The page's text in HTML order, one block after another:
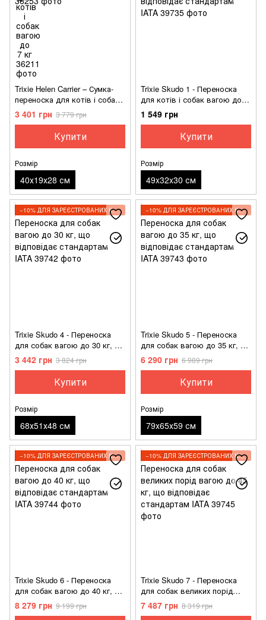
Trixie Helen Carrier – Сумка-
переноска для котів і собак
вагою до 10 кг
3 401 грн 3 779 грн
Купити
Розмір
40х19х28 см
Trixie Skudo 1 - Переноска
для котів і собак вагою до
12 кг, що відповідає
стандартам IATA
1 549 грн
Купити
Розмір
49x32x30 см
−10% ДЛЯ ЗАРЕЄСТРОВАНИХ КЛІЄНТІВ
Trixie Skudo 4 - Переноска
для собак вагою до 30 кг, що
відповідає стандартам IATA
3 442 грн 3 824 грн
Купити
Розмір
68х51х48 см
−10% ДЛЯ ЗАРЕЄСТРОВАНИХ КЛІЄНТІВ
Trixie Skudo 5 - Переноска
для собак вагою до 35 кг, що
відповідає стандартам IATA
6 290 грн 6 989 грн
Купити
Розмір
79х65х59 см
−10% ДЛЯ ЗАРЕЄСТРОВАНИХ КЛІЄНТІВ
Trixie Skudo 6 - Переноска
для собак вагою до 40 кг, що
відповідає стандартам IATA
8 279 грн 9 199 грн
−10% ДЛЯ ЗАРЕЄСТРОВАНИХ КЛІЄНТІВ
Trixie Skudo 7 - Переноска
для собак великих порід
вагою до 45 кг, що
відповідає стандартам IATA
7 487 грн 8 319 грн